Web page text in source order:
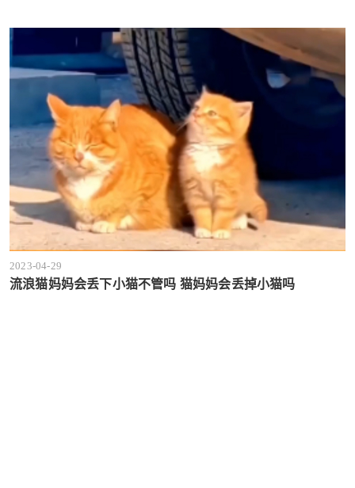
2023-04-29
流浪猫妈妈会丢下小猫不管吗 猫妈妈会丢掉小猫吗